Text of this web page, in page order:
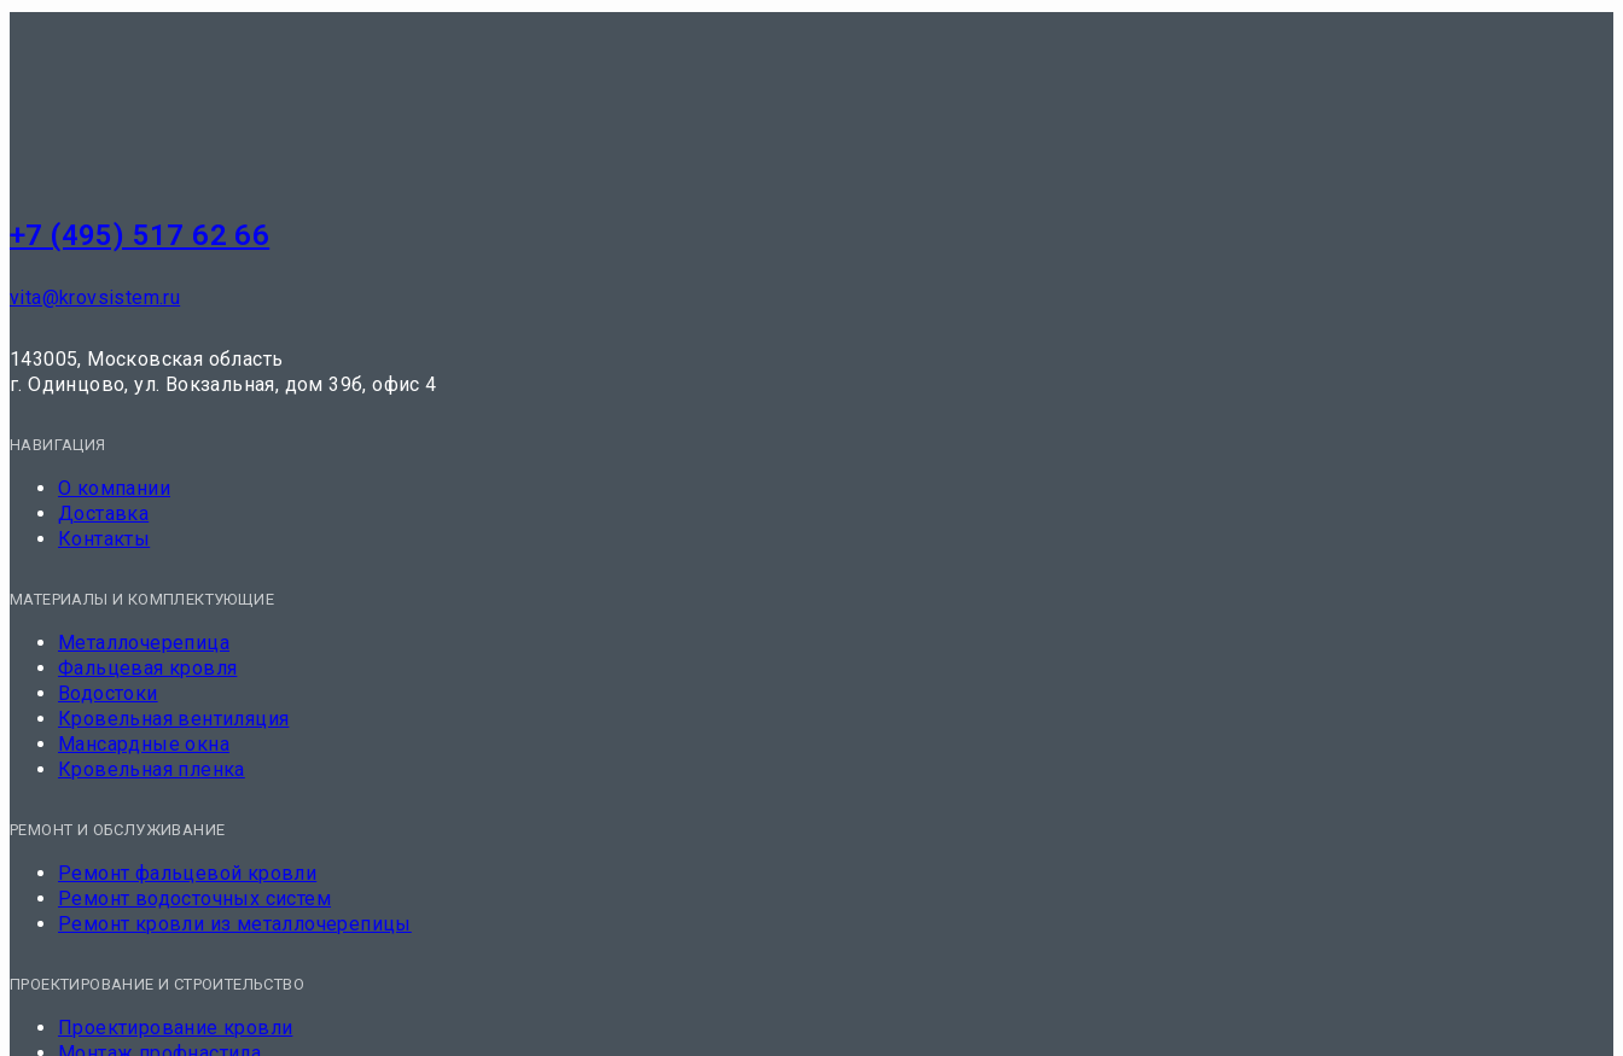
+7 (495) 517 62 66
vita@krovsistem.ru
143005, Московская область
г. Одинцово, ул. Вокзальная, дом 39б, офис 4
НАВИГАЦИЯ
О компании
Доставка
Контакты
МАТЕРИАЛЫ И КОМПЛЕКТУЮЩИЕ
Металлочерепица
Фальцевая кровля
Водостоки
Кровельная вентиляция
Мансардные окна
Кровельная пленка
РЕМОНТ И ОБСЛУЖИВАНИЕ
Ремонт фальцевой кровли
Ремонт водосточных систем
Ремонт кровли из металлочерепицы
ПРОЕКТИРОВАНИЕ И СТРОИТЕЛЬСТВО
Проектирование кровли